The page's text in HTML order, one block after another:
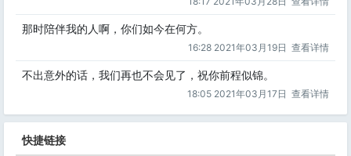
那时陪伴我的人啊，你们如今在何方。
16:28 2021年03月19日 查看详情
不出意外的话，我们再也不会见了，祝你前程似锦。
18:05 2021年03月17日 查看详情
快捷链接